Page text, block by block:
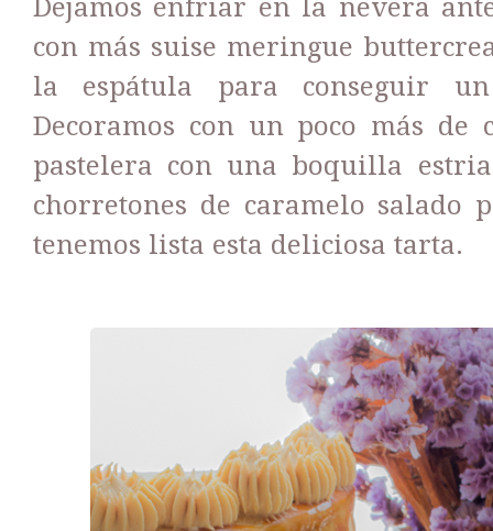
Dejamos enfriar en la nevera
con más suise meringue
la espátula para conseguir un
Decoramos con un poco más
pastelera con una boquilla
chorretones de caramelo salado
tenemos lista esta deliciosa tarta.